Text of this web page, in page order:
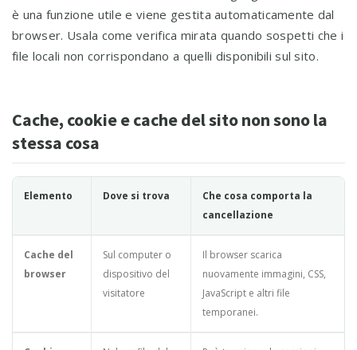
è una funzione utile e viene gestita automaticamente dal
browser. Usala come verifica mirata quando sospetti che i
file locali non corrispondano a quelli disponibili sul sito.
Cache, cookie e cache del sito non sono la
stessa cosa
Elemento Dove si trova
Che cosa comporta la
cancellazione
Cache del
browser
Sul computer o
dispositivo del
visitatore
Il browser scarica
nuovamente immagini, CSS,
JavaScript e altri file
temporanei.